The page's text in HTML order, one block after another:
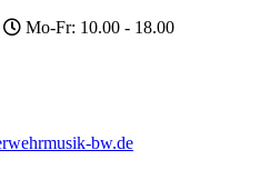
Mo-Fr: 10.00 - 18.00